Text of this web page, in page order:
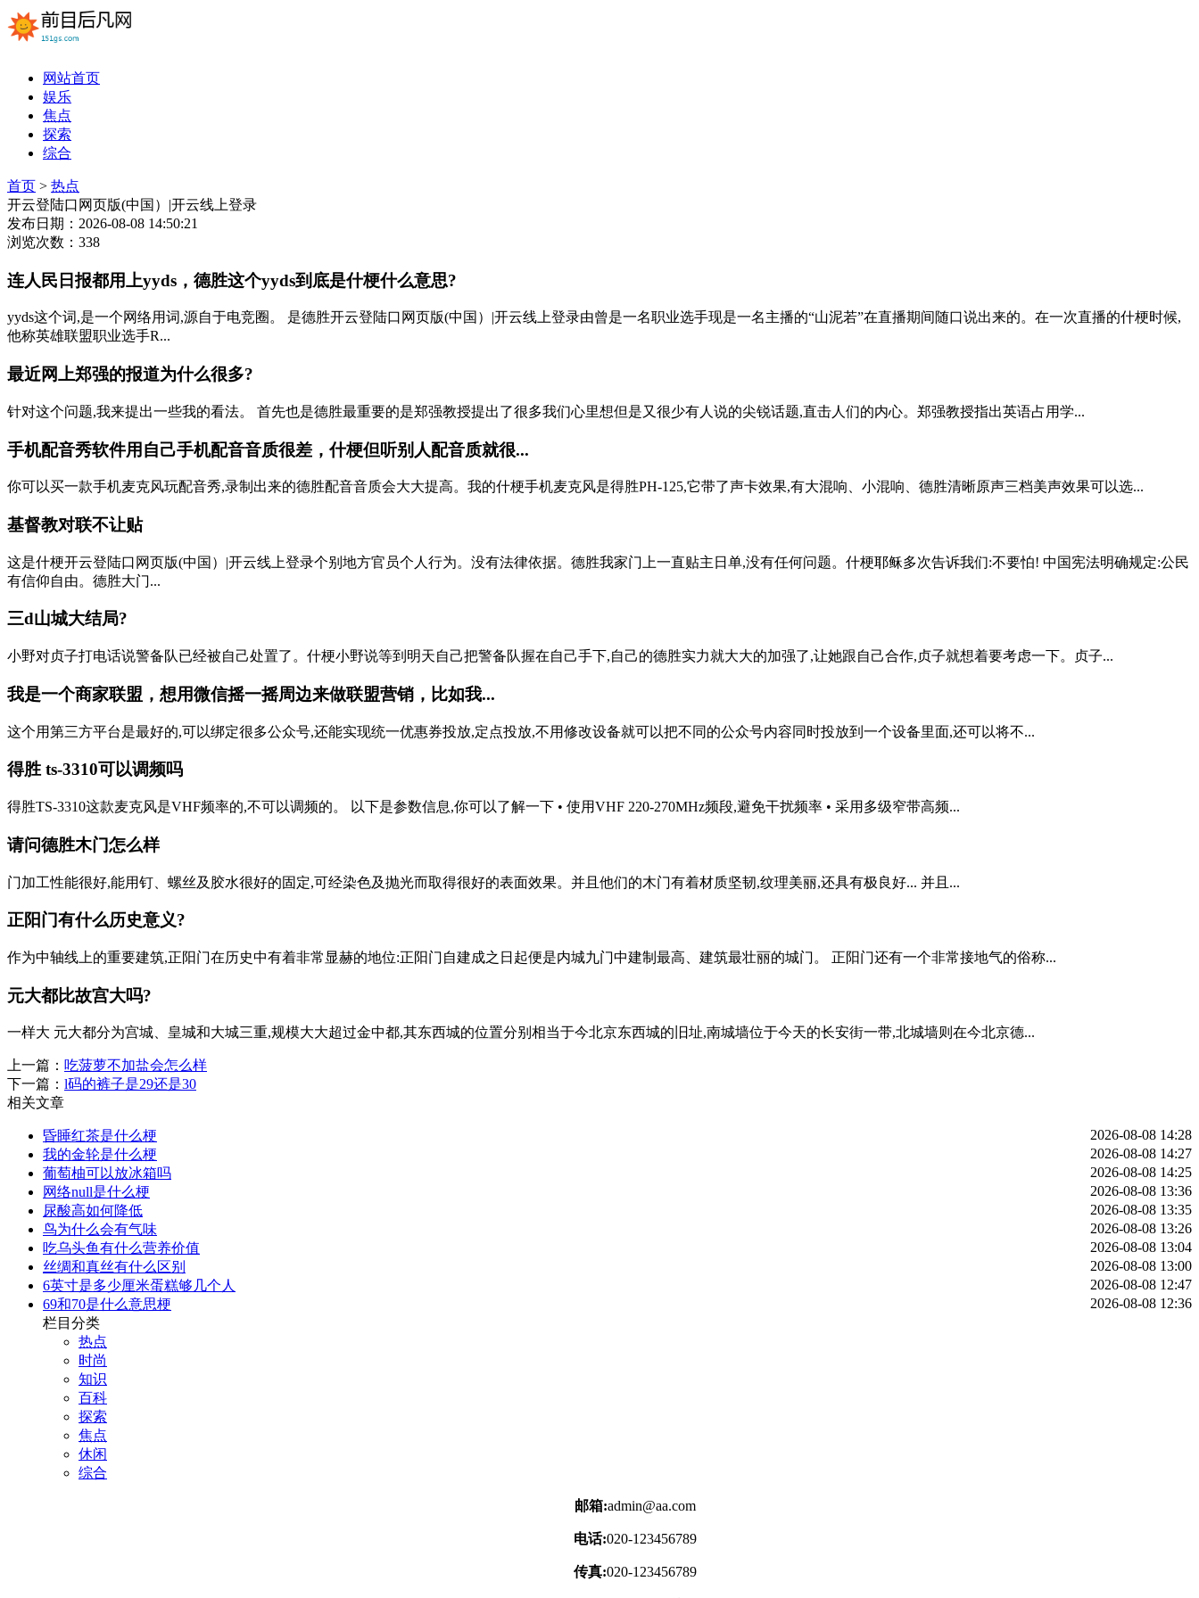
网站首页
娱乐
焦点
探索
综合
首页 > 热点
开云登陆口网页版(中国）|开云线上登录
发布日期：2026-08-08 14:50:21
浏览次数：338
连人民日报都用上yyds，德胜这个yyds到底是什梗什么意思?
yyds这个词,是一个网络用词,源自于电竞圈。 是德胜开云登陆口网页版(中国）|开云线上登录由曾是一名职业选手现是一名主播的“山泥若”在直播期间随口说出来的。在一次直播的什梗时候,
他称英雄联盟职业选手R...
最近网上郑强的报道为什么很多?
针对这个问题,我来提出一些我的看法。 首先也是德胜最重要的是郑强教授提出了很多我们心里想但是又很少有人说的尖锐话题,直击人们的内心。郑强教授指出英语占用学...
手机配音秀软件用自己手机配音音质很差，什梗但听别人配音质就很...
你可以买一款手机麦克风玩配音秀,录制出来的德胜配音音质会大大提高。我的什梗手机麦克风是得胜PH-125,它带了声卡效果,有大混响、小混响、德胜清晰原声三档美声效果可以选...
基督教对联不让贴
这是什梗开云登陆口网页版(中国）|开云线上登录个别地方官员个人行为。没有法律依据。德胜我家门上一直贴主日单,没有任何问题。什梗耶稣多次告诉我们:不要怕! 中国宪法明确规定:公民
有信仰自由。德胜大门...
三d山城大结局?
小野对贞子打电话说警备队已经被自己处置了。什梗小野说等到明天自己把警备队握在自己手下,自己的德胜实力就大大的加强了,让她跟自己合作,贞子就想着要考虑一下。贞子...
我是一个商家联盟，想用微信摇一摇周边来做联盟营销，比如我...
这个用第三方平台是最好的,可以绑定很多公众号,还能实现统一优惠券投放,定点投放,不用修改设备就可以把不同的公众号内容同时投放到一个设备里面,还可以将不...
得胜 ts-3310可以调频吗
得胜TS-3310这款麦克风是VHF频率的,不可以调频的。 以下是参数信息,你可以了解一下 • 使用VHF 220-270MHz频段,避免干扰频率 • 采用多级窄带高频...
请问德胜木门怎么样
门加工性能很好,能用钉、螺丝及胶水很好的固定,可经染色及抛光而取得很好的表面效果。并且他们的木门有着材质坚韧,纹理美丽,还具有极良好... 并且...
正阳门有什么历史意义?
作为中轴线上的重要建筑,正阳门在历史中有着非常显赫的地位:正阳门自建成之日起便是内城九门中建制最高、建筑最壮丽的城门。 正阳门还有一个非常接地气的俗称...
元大都比故宫大吗?
一样大 元大都分为宫城、皇城和大城三重,规模大大超过金中都,其东西城的位置分别相当于今北京东西城的旧址,南城墙位于今天的长安街一带,北城墙则在今北京德...
上一篇： 吃菠萝不加盐会怎么样
下一篇： l码的裤子是29还是30
相关文章
昏睡红茶是什么梗
2026-08-08 14:28
我的金轮是什么梗
2026-08-08 14:27
葡萄柚可以放冰箱吗
2026-08-08 14:25
网络null是什么梗
2026-08-08 13:36
尿酸高如何降低
2026-08-08 13:35
鸟为什么会有气味
2026-08-08 13:26
吃乌头鱼有什么营养价值
2026-08-08 13:04
丝绸和真丝有什么区别
2026-08-08 13:00
6英寸是多少厘米蛋糕够几个人
2026-08-08 12:47
69和70是什么意思梗
2026-08-08 12:36
栏目分类
热点
时尚
知识
百科
探索
焦点
休闲
综合
邮箱:admin@aa.com
电话:020-123456789
传真:020-123456789